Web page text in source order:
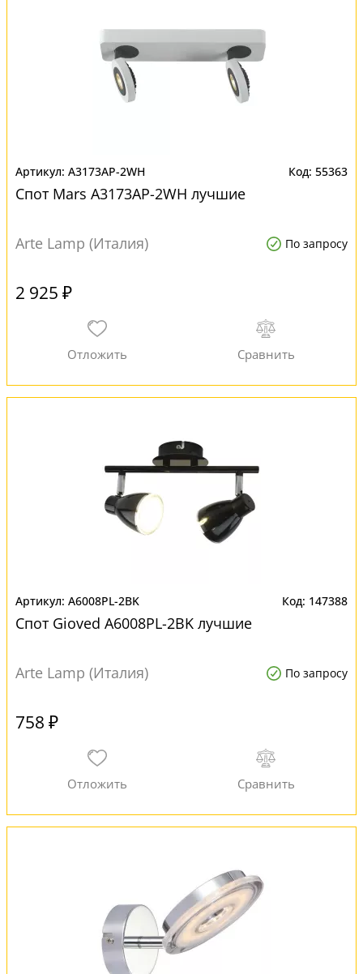
A3173AP-2WH 55363
Спот Mars A3173AP-2WH лучшие
Arte Lamp (Италия) По запросу
2 925 ₽
A6008PL-2BK 147388
Спот Gioved A6008PL-2BK лучшие
Arte Lamp (Италия) По запросу
758 ₽